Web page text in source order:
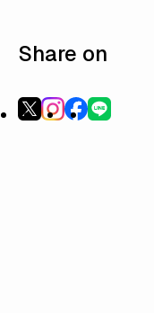
Share on